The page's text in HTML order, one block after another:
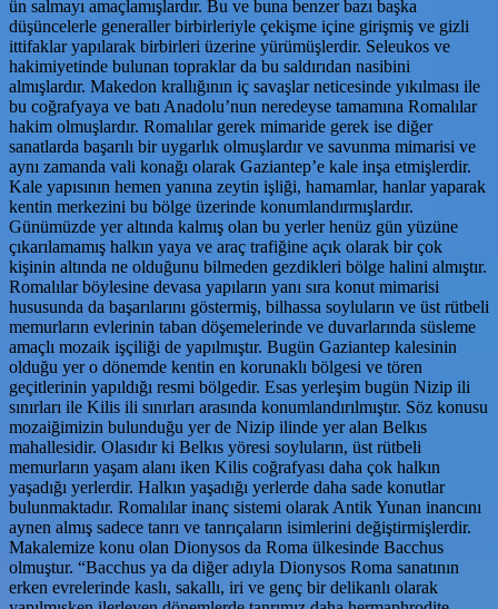
ün salmayı amaçlamışlardır. Bu ve buna benzer bazı başka
düşüncelerle generaller birbirleriyle çekişme içine girişmiş ve gizli
ittifaklar yapılarak birbirleri üzerine yürümüşlerdir. Seleukos ve
hakimiyetinde bulunan topraklar da bu saldırıdan nasibini
almışlardır. Makedon krallığının iç savaşlar neticesinde yıkılması ile
bu coğrafyaya ve batı Anadolu’nun neredeyse tamamına Romalılar
hakim olmuşlardır. Romalılar gerek mimaride gerek ise diğer
sanatlarda başarılı bir uygarlık olmuşlardır ve savunma mimarisi ve
aynı zamanda vali konağı olarak Gaziantep’e kale inşa etmişlerdir.
Kale yapısının hemen yanına zeytin işliği, hamamlar, hanlar yaparak
kentin merkezini bu bölge üzerinde konumlandırmışlardır.
Günümüzde yer altında kalmış olan bu yerler henüz gün yüzüne
çıkarılamamış halkın yaya ve araç trafiğine açık olarak bir çok
kişinin altında ne olduğunu bilmeden gezdikleri bölge halini almıştır.
Romalılar böylesine devasa yapıların yanı sıra konut mimarisi
hususunda da başarılarını göstermiş, bilhassa soyluların ve üst rütbeli
memurların evlerinin taban döşemelerinde ve duvarlarında süsleme
amaçlı mozaik işçiliği de yapılmıştır. Bugün Gaziantep kalesinin
olduğu yer o dönemde kentin en korunaklı bölgesi ve tören
geçitlerinin yapıldığı resmi bölgedir. Esas yerleşim bugün Nizip ili
sınırları ile Kilis ili sınırları arasında konumlandırılmıştır. Söz konusu
mozaiğimizin bulunduğu yer de Nizip ilinde yer alan Belkıs
mahallesidir. Olasıdır ki Belkıs yöresi soyluların, üst rütbeli
memurların yaşam alanı iken Kilis coğrafyası daha çok halkın
yaşadığı yerlerdir. Halkın yaşadığı yerlerde daha sade konutlar
bulunmaktadır. Romalılar inanç sistemi olarak Antik Yunan inancını
aynen almış sadece tanrı ve tanrıçaların isimlerini değiştirmişlerdir.
Makalemize konu olan Dionysos da Roma ülkesinde Bacchus
olmuştur. “Bacchus ya da diğer adıyla Dionysos Roma sanatının
erken evrelerinde kaslı, sakallı, iri ve genç bir delikanlı olarak